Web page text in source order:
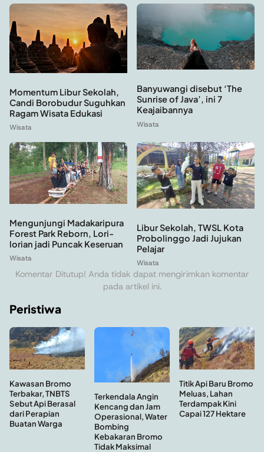
Momentum Libur Sekolah,
Candi Borobudur Suguhkan
Ragam Wisata Edukasi
Wisata
Banyuwangi disebut ‘The
Sunrise of Java’, ini 7
Keajaibannya
Wisata
Mengunjungi Madakaripura
Forest Park Reborn, Lori-
lorian jadi Puncak Keseruan
Wisata
Libur Sekolah, TWSL Kota
Probolinggo Jadi Jujukan
Pelajar
Wisata
Komentar Ditutup! Anda tidak dapat mengirimkan komentar
pada artikel ini.
Peristiwa
Kawasan Bromo
Terbakar, TNBTS
Sebut Api Berasal
dari Perapian
Buatan Warga
Terkendala Angin
Kencang dan Jam
Operasional, Water
Bombing
Kebakaran Bromo
Tidak Maksimal
Titik Api Baru Bromo
Meluas, Lahan
Terdampak Kini
Capai 127 Hektare